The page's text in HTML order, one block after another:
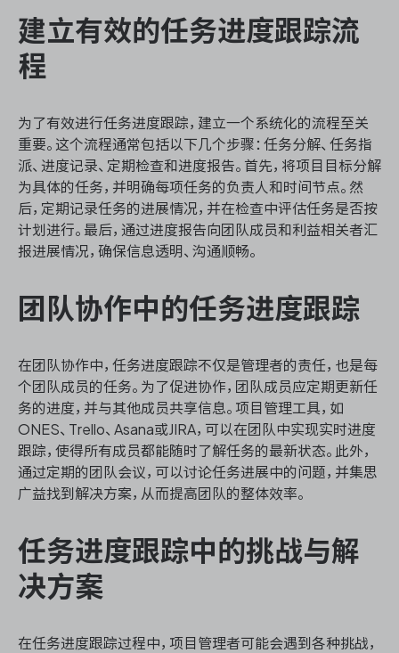
ONES 资讯
建立有效的任务进度跟踪流
程
为了有效进行任务进度跟踪，建立一个系统化的流程至关
重要。这个流程通常包括以下几个步骤：任务分解、任务指
派、进度记录、定期检查和进度报告。首先，将项目目标分解
为具体的任务，并明确每项任务的负责人和时间节点。然
后，定期记录任务的进展情况，并在检查中评估任务是否按
计划进行。最后，通过进度报告向团队成员和利益相关者汇
报进展情况，确保信息透明、沟通顺畅。
团队协作中的任务进度跟踪
在团队协作中，任务进度跟踪不仅是管理者的责任，也是每
个团队成员的任务。为了促进协作，团队成员应定期更新任
务的进度，并与其他成员共享信息。项目管理工具，如
ONES、Trello、Asana或JIRA，可以在团队中实现实时进度
跟踪，使得所有成员都能随时了解任务的最新状态。此外，
通过定期的团队会议，可以讨论任务进展中的问题，并集思
广益找到解决方案，从而提高团队的整体效率。
任务进度跟踪中的挑战与解
决方案
在任务进度跟踪过程中，项目管理者可能会遇到各种挑战，